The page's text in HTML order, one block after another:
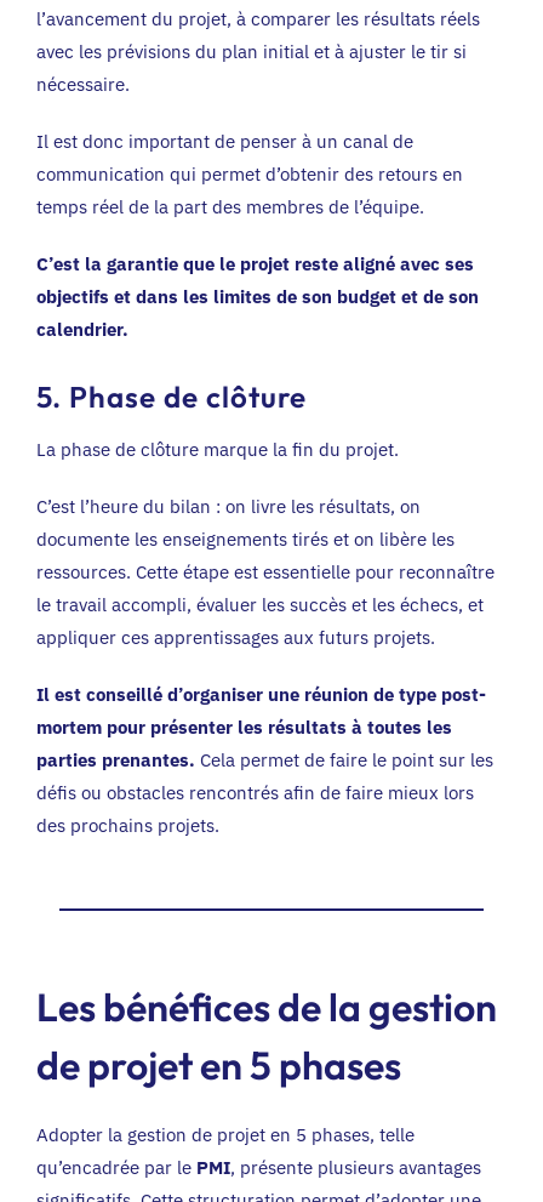
l’avancement du projet, à comparer les résultats réels
avec les prévisions du plan initial et à ajuster le tir si
nécessaire.
Il est donc important de penser à un canal de
communication qui permet d’obtenir des retours en
temps réel de la part des membres de l’équipe.
C’est la garantie que le projet reste aligné avec ses
objectifs et dans les limites de son budget et de son
calendrier.
5. Phase de clôture
La phase de clôture marque la fin du projet.
C’est l’heure du bilan : on livre les résultats, on
documente les enseignements tirés et on libère les
ressources. Cette étape est essentielle pour reconnaître
le travail accompli, évaluer les succès et les échecs, et
appliquer ces apprentissages aux futurs projets.
Il est conseillé d’organiser une réunion de type post-
mortem pour présenter les résultats à toutes les
parties prenantes. Cela permet de faire le point sur les
défis ou obstacles rencontrés afin de faire mieux lors
des prochains projets.
Les bénéfices de la gestion
de projet en 5 phases
Adopter la gestion de projet en 5 phases, telle
qu’encadrée par le PMI, présente plusieurs avantages